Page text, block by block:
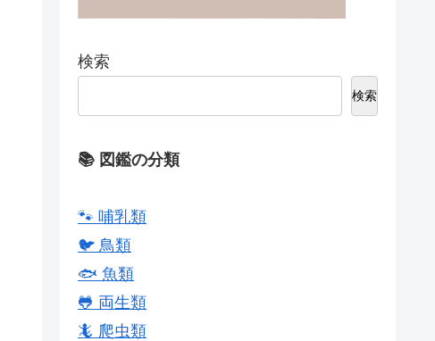
検索
検索
📚 図鑑の分類
🐾 哺乳類
🐦 鳥類
🐟 魚類
🐸 両生類
🦎 爬虫類